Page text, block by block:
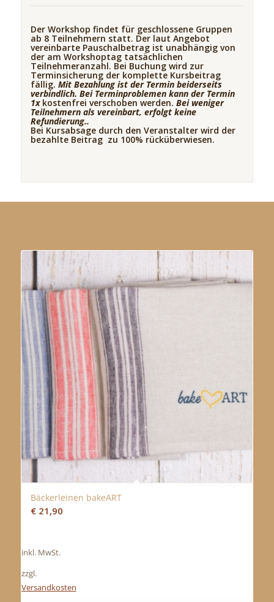
Der Workshop findet für geschlossene Gruppen
ab 8 Teilnehmern statt. Der laut Angebot
vereinbarte Pauschalbetrag ist unabhängig von
der am Workshoptag tatsächlichen
Teilnehmeranzahl. Bei Buchung wird zur
Terminsicherung der komplette Kursbeitrag
fällig. Mit Bezahlung ist der Termin beiderseits
verbindlich. Bei Terminproblemen kann der Termin
1x kostenfrei verschoben werden. Bei weniger
Teilnehmern als vereinbart, erfolgt keine
Refundierung..
Bei Kursabsage durch den Veranstalter wird der
bezahlte Beitrag zu 100% rücküberwiesen.
Bäckerleinen bakeART
€21,90
inkl. MwSt.
zzgl.
Versandkosten